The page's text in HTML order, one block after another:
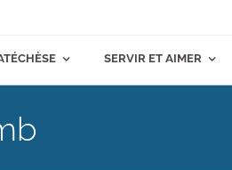
SERVIR ET AIMER